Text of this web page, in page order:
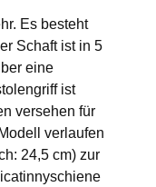
Es besteht
Schaft ist in 5
eine
ist
versehen für
verlaufen
24,5 cm) zur